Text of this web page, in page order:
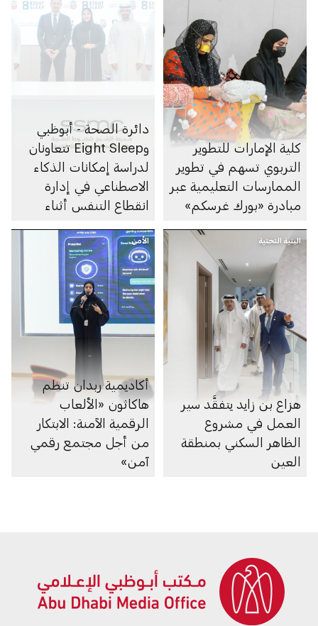
كلية الإمارات للتطوير
التربوي تسهم في تطوير
الممارسات التعليمية عبر
مبادرة «بورك غرسكم»
دائرة الصحة - أبوظبي
وEight Sleep تتعاونان
لدراسة إمكانات الذكاء
الاصطناعي في إدارة
انقطاع التنفس أثناء
البنية التحتية
هزاع بن زايد يتفقَّد سير
العمل في مشروع
الظاهر السكني بمنطقة
العين
الأمن
أكاديمية ربدان تنظم
هاكاثون «الألعاب
الرقمية الآمنة: الابتكار
من أجل مجتمع رقمي
آمن»